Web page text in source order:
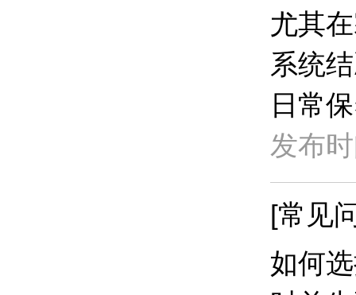
尤其
系统
日常
发布
[常见
如何